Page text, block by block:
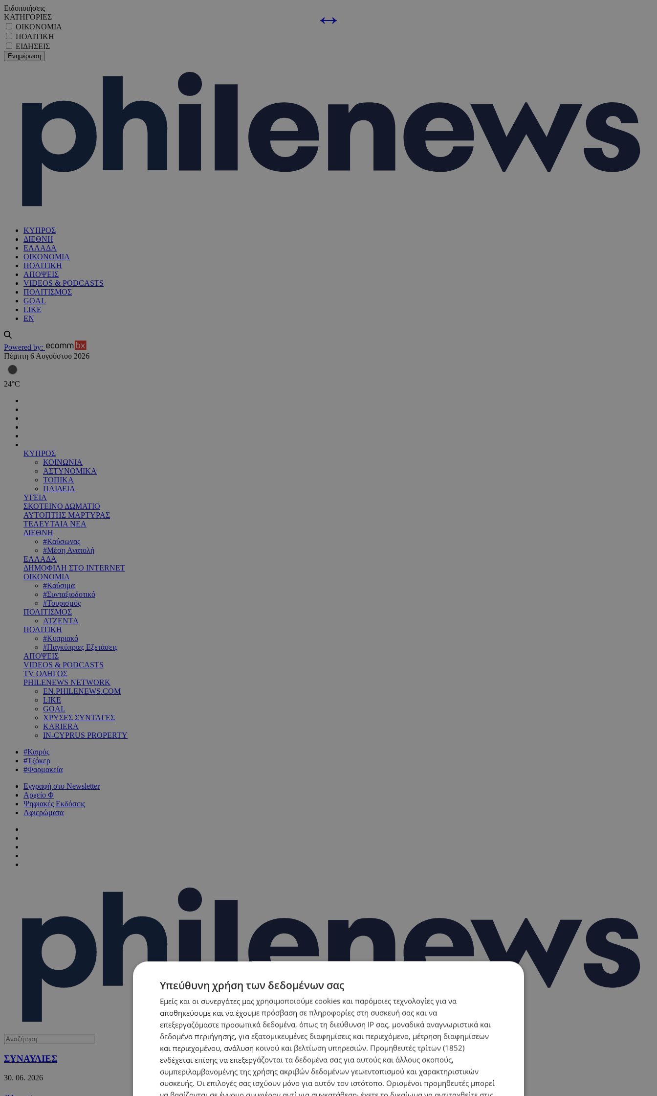
Ειδοποιήσεις
ΚΑΤΗΓΟΡΙΕΣ
ΟΙΚΟΝΟΜΙΑ
ΠΟΛΙΤΙΚΗ
ΕΙΔΗΣΕΙΣ
ΚΥΠΡΟΣ
ΔΙΕΘΝΗ
ΕΛΛΑΔΑ
ΟΙΚΟΝΟΜΙΑ
ΠΟΛΙΤΙΚΗ
ΑΠΟΨΕΙΣ
VIDEOS & PODCASTS
ΠΟΛΙΤΙΣΜΟΣ
GOAL
LIKE
EN
Powered by:
Πέμπτη 6 Αυγούστου 2026
24°C
ΚΥΠΡΟΣ
ΚΟΙΝΩΝΙΑ
ΑΣΤΥΝΟΜΙΚΑ
ΤΟΠΙΚΑ
ΠΑΙΔΕΙΑ
ΥΓΕΙΑ
ΣΚΟΤΕΙΝΟ ΔΩΜΑΤΙΟ
ΑΥΤΟΠΤΗΣ ΜΑΡΤΥΡΑΣ
ΤΕΛΕΥΤΑΙΑ ΝΕΑ
ΔΙΕΘΝΗ
#Καύσωνας
#Μέση Ανατολή
ΕΛΛΑΔΑ
ΔΗΜΟΦΙΛΗ ΣΤΟ INTERNET
ΟΙΚΟΝΟΜΙΑ
#Καύσιμα
#Συνταξιοδοτικό
#Τουρισμός
ΠΟΛΙΤΙΣΜΟΣ
ΑΤΖΕΝΤΑ
ΠΟΛΙΤΙΚΗ
#Κυπριακό
#Παγκύπριες Εξετάσεις
ΑΠΟΨΕΙΣ
VIDEOS & PODCASTS
TV ΟΔΗΓΟΣ
PHILENEWS NETWORK
EN.PHILENEWS.COM
LIKE
GOAL
ΧΡΥΣΕΣ ΣΥΝΤΑΓΕΣ
KARIERA
IN-CYPRUS PROPERTY
#Καιρός
#Τζόκερ
#Φαρμακεία
Εγγραφή στο Newsletter
Αρχείο Φ
Ψηφιακές Εκδόσεις
Αφιερώματα
ΣΥΝΑΥΛΙΕΣ
30. 06. 2026
Υπεύθυνη χρήση των δεδομένων σας
Εμείς και οι συνεργάτες μας χρησιμοποιούμε cookies και παρόμοιες τεχνολογίες για να
αποθηκεύουμε και να έχουμε πρόσβαση σε πληροφορίες στη συσκευή σας και να
επεξεργαζόμαστε προσωπικά δεδομένα, όπως τη διεύθυνση IP σας, μοναδικά αναγνωριστικά και
δεδομένα περιήγησης, για εξατομικευμένες διαφημίσεις και περιεχόμενο, μέτρηση διαφημίσεων
και περιεχομένου, ανάλυση κοινού και βελτίωση υπηρεσιών. Προμηθευτές τρίτων (1852)
ενδέχεται επίσης να επεξεργάζονται τα δεδομένα σας για αυτούς και άλλους σκοπούς,
συμπεριλαμβανομένης της χρήσης ακριβών δεδομένων γεωεντοπισμού και χαρακτηριστικών
συσκευής. Οι επιλογές σας ισχύουν μόνο για αυτόν τον ιστότοπο. Ορισμένοι προμηθευτές μπορεί